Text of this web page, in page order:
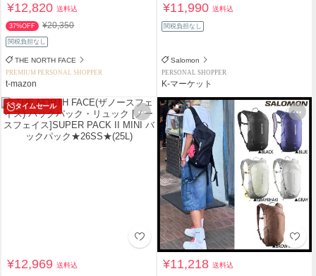
¥12,820送料込
37%OFF ¥20,350
関税負担なし
THE NORTH FACE
PREMIUM PERSONAL SHOPPER
t-mazon
¥11,990送料込
関税負担なし
Salomon
PERSONAL SHOPPER
K-マーケット
タイムセール
¥12,969送料込 ¥11,218送料込